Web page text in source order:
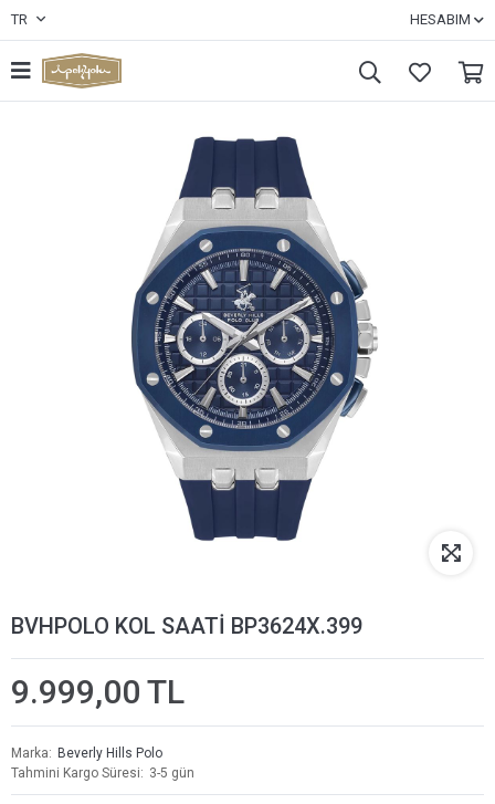
TR HESABIM
BVHPOLO KOL SAATİ BP3624X.399
9.999,00 TL
Marka
Beverly Hills Polo
Tahmini Kargo Süresi
3-5 gün